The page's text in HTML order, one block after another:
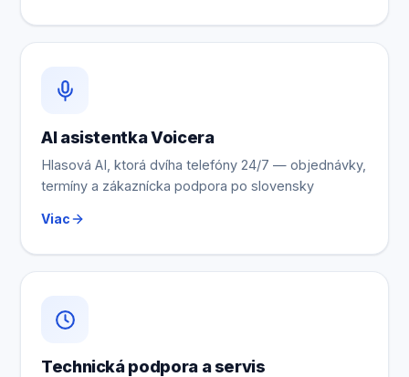
AI asistentka Voicera
Hlasová AI, ktorá dvíha telefóny 24/7 — objednávky,
termíny a zákaznícka podpora po slovensky
Viac
Technická podpora a servis